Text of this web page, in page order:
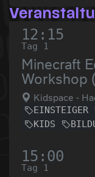
12:15
Tag 1
Minecraft
Workshop
Kidspace -
EINSTEIGER
KIDS
15:00
Tag 1